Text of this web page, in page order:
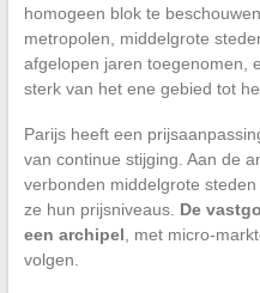
homogeen blok te
metropolen, middelgrote
afgelopen jaren toegenomen,
sterk van het ene gebied tot
Parijs heeft een
van continue stijging. Aan de
verbonden middelgrote
ze hun prijsniveaus. De
een archipel , met micro-
volgen.